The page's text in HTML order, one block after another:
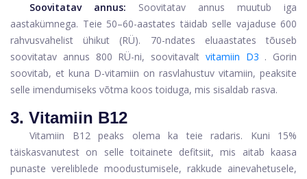
Soovitatav annus:
Soovitatav annus muutub iga
aastakümnega. Teie 50–60-aastates täidab selle vajaduse 600
rahvusvahelist ühikut (RÜ). 70-ndates eluaastates tõuseb
soovitatav annus 800 RÜ-ni, soovitavalt vitamiin D3 . Gorin
soovitab, et kuna D-vitamiin on rasvlahustuv vitamiin, peaksite
selle imendumiseks võtma koos toiduga, mis sisaldab rasva.
3. Vitamiin B12
Vitamiin B12 peaks olema ka teie radaris. Kuni 15%
täiskasvanutest on selle toitainete defitsiit, mis aitab kaasa
punaste vereliblede moodustumisele, rakkude ainevahetusele,